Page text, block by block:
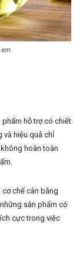
phẩm hỗ trợ có chiết
và hiệu quả chỉ
hoàn toàn
chế cân bằng
sản phẩm có
cực trong việc